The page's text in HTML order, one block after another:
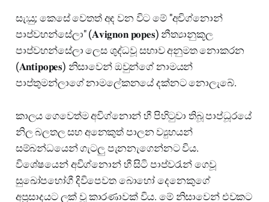
සැ:යු; කෙසේ වෙතත් අද වන විට මේ "අවිග්නොන්
පාප්වහන්සේලා" (𝐀𝐯𝐢𝐠𝐧𝐨𝐧 𝐩𝐨𝐩𝐞𝐬) නීත්‍යානුකූල
පාප්වහන්සේලා ලෙස ශුද්ධවූ සභාව අනුමත නොකරන
(𝐀𝐧𝐭𝐢𝐩𝐨𝐩𝐞𝐬) නිසාවෙන් ඔවුන්ගේ නාමයන්
පාප්තුමන්ලාගේ නාමලේකනයේ දක්නට නොලැබේ.
කාලය ගෙවෙත්ම අවිග්නොන් හී පිහිටුවා තිබූ පාප්ධූරයේ
නිල බලතල සහ අනෙකුත් පාලන ව්‍යුහයන්
සම්බන්ධයෙන් ගැටලු පැනනැගෙන්නට විය.
විශේෂයෙන් අවිග්නොන් හී සිටි පාප්වරැන් ගෙවූ
සුඛෝපභෝගී දිවිපෙවත බොහෝ දෙනෙකුගේ
අප්‍රසාදයට ලක් වූ කාරණාවක් විය. මේ නිසාවෙන් එවකට